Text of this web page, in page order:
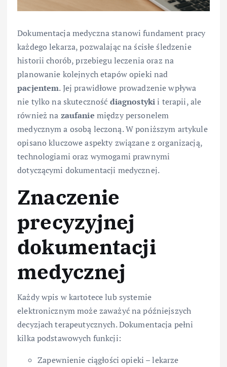
Dokumentacja medyczna stanowi fundament pracy
każdego lekarza, pozwalając na ścisłe śledzenie
historii chorób, przebiegu leczenia oraz na
planowanie kolejnych etapów opieki nad
pacjentem. Jej prawidłowe prowadzenie wpływa
nie tylko na skuteczność diagnostykii terapii, ale
również na zaufanie między personelem
medycznym a osobą leczoną. W poniższym artykule
opisano kluczowe aspekty związane z organizacją,
technologiami oraz wymogami prawnymi
dotyczącymi dokumentacji medycznej.
Znaczenie
precyzyjnej
dokumentacji
medycznej
Każdy wpis w kartotece lub systemie
elektronicznym może zaważyć na późniejszych
decyzjach terapeutycznych. Dokumentacja pełni
kilka podstawowych funkcji:
Zapewnienie ciągłości opieki – lekarze